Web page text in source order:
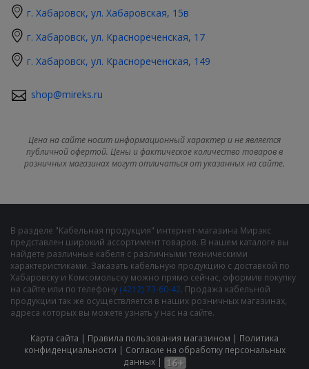
г. Хабаровск, ул. Хабаровская, 15в
г. Хабаровск, ул. Краснореченская, 17
г. Хабаровск, ул. Краснореченская, 149
shop@mireks.ru
Цена на сайте носит информационный характер и не является
публичной офертой. Цены и фактическое количество товаров в
розничных магазинах могут отличаться от указанных на сайте.
В разделе "Кабельная продукция" интернет-магазина Мирэкс
представлен широкий ассортимент товаров. В нашем каталоге вы
найдете различные кабеля с различными техническими
характеристиками. Заказать кабельную продукцию с доставкой по
Хабаровску и Комсомольску можно прямо сейчас, оформив покупку
на сайте или по телефону (4212) 73-60-42. Продажа кабельной
продукции так же осуществляется в наших розничных магазинах,
адреса которых вы можете узнать у нас на сайте.
Карта сайта | Правила пользования магазином | Политика
конфиденциальности | Cогласие на обработку персональных
данных|